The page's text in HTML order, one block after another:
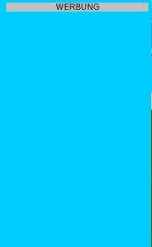
WERBUNG